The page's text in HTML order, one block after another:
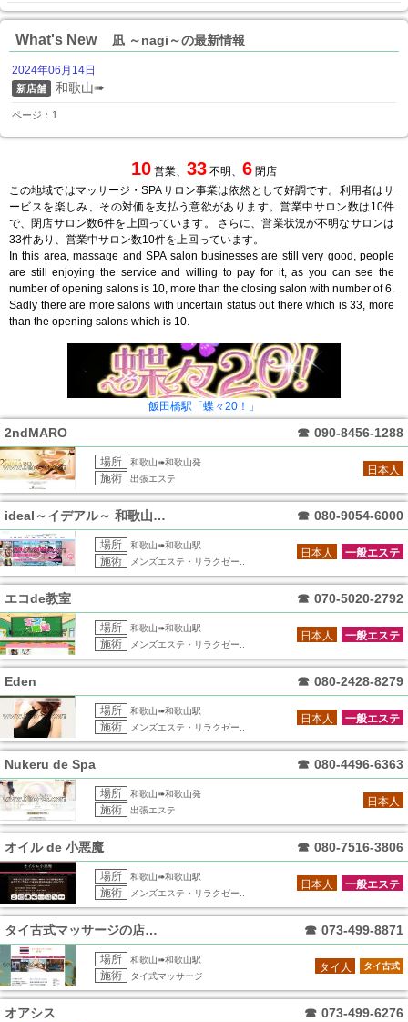
What's New 凪 ～nagi～の最新情報
2024年06月14日
新店舗 和歌山➠
ページ：1
10 営業、 33 不明、 6 閉店
この地域ではマッサージ・SPAサロン事業は依然として好調です。利用者はサ
ービスを楽しみ、その対価を支払う意欲があります。営業中サロン数は10件
で、閉店サロン数6件を上回っています。 さらに、営業状況が不明なサロンは
33件あり、営業中サロン数10件を上回っています。
In this area, massage and SPA salon businesses are still very good, people
are still enjoying the service and willing to pay for it, as you can see the
number of opening salons is 10, more than the closing salon with number of 6.
Sadly there are more salons with uncertain status out there which is 33, more
than the opening salons which is 10.
飯田橋駅「蝶々20！」
2ndMARO ☎ 090-8456-1288
場所 和歌山➠和歌山発
施術 出張エステ
日本人
ideal～イデアル～ 和歌山ルーム ☎ 080-9054-6000
場所 和歌山➠和歌山駅
施術 メンズエステ・リラクゼー..
一般エステ
日本人
エコde教室 ☎ 070-5020-2792
場所 和歌山➠和歌山駅
施術 メンズエステ・リラクゼー..
一般エステ
日本人
Eden ☎ 080-2428-8279
場所 和歌山➠和歌山駅
施術 メンズエステ・リラクゼー..
一般エステ
日本人
Nukeru de Spa ☎ 080-4496-6363
場所 和歌山➠和歌山発
施術 出張エステ
日本人
オイル de 小悪魔 ☎ 080-7516-3806
場所 和歌山➠和歌山駅
施術 メンズエステ・リラクゼー..
一般エステ
日本人
タイ古式マッサージの店サラ ☎ 073-499-8871
場所 和歌山➠和歌山駅
施術 タイ式マッサージ
タイ古式
タイ人
オアシス ☎ 073-499-6276